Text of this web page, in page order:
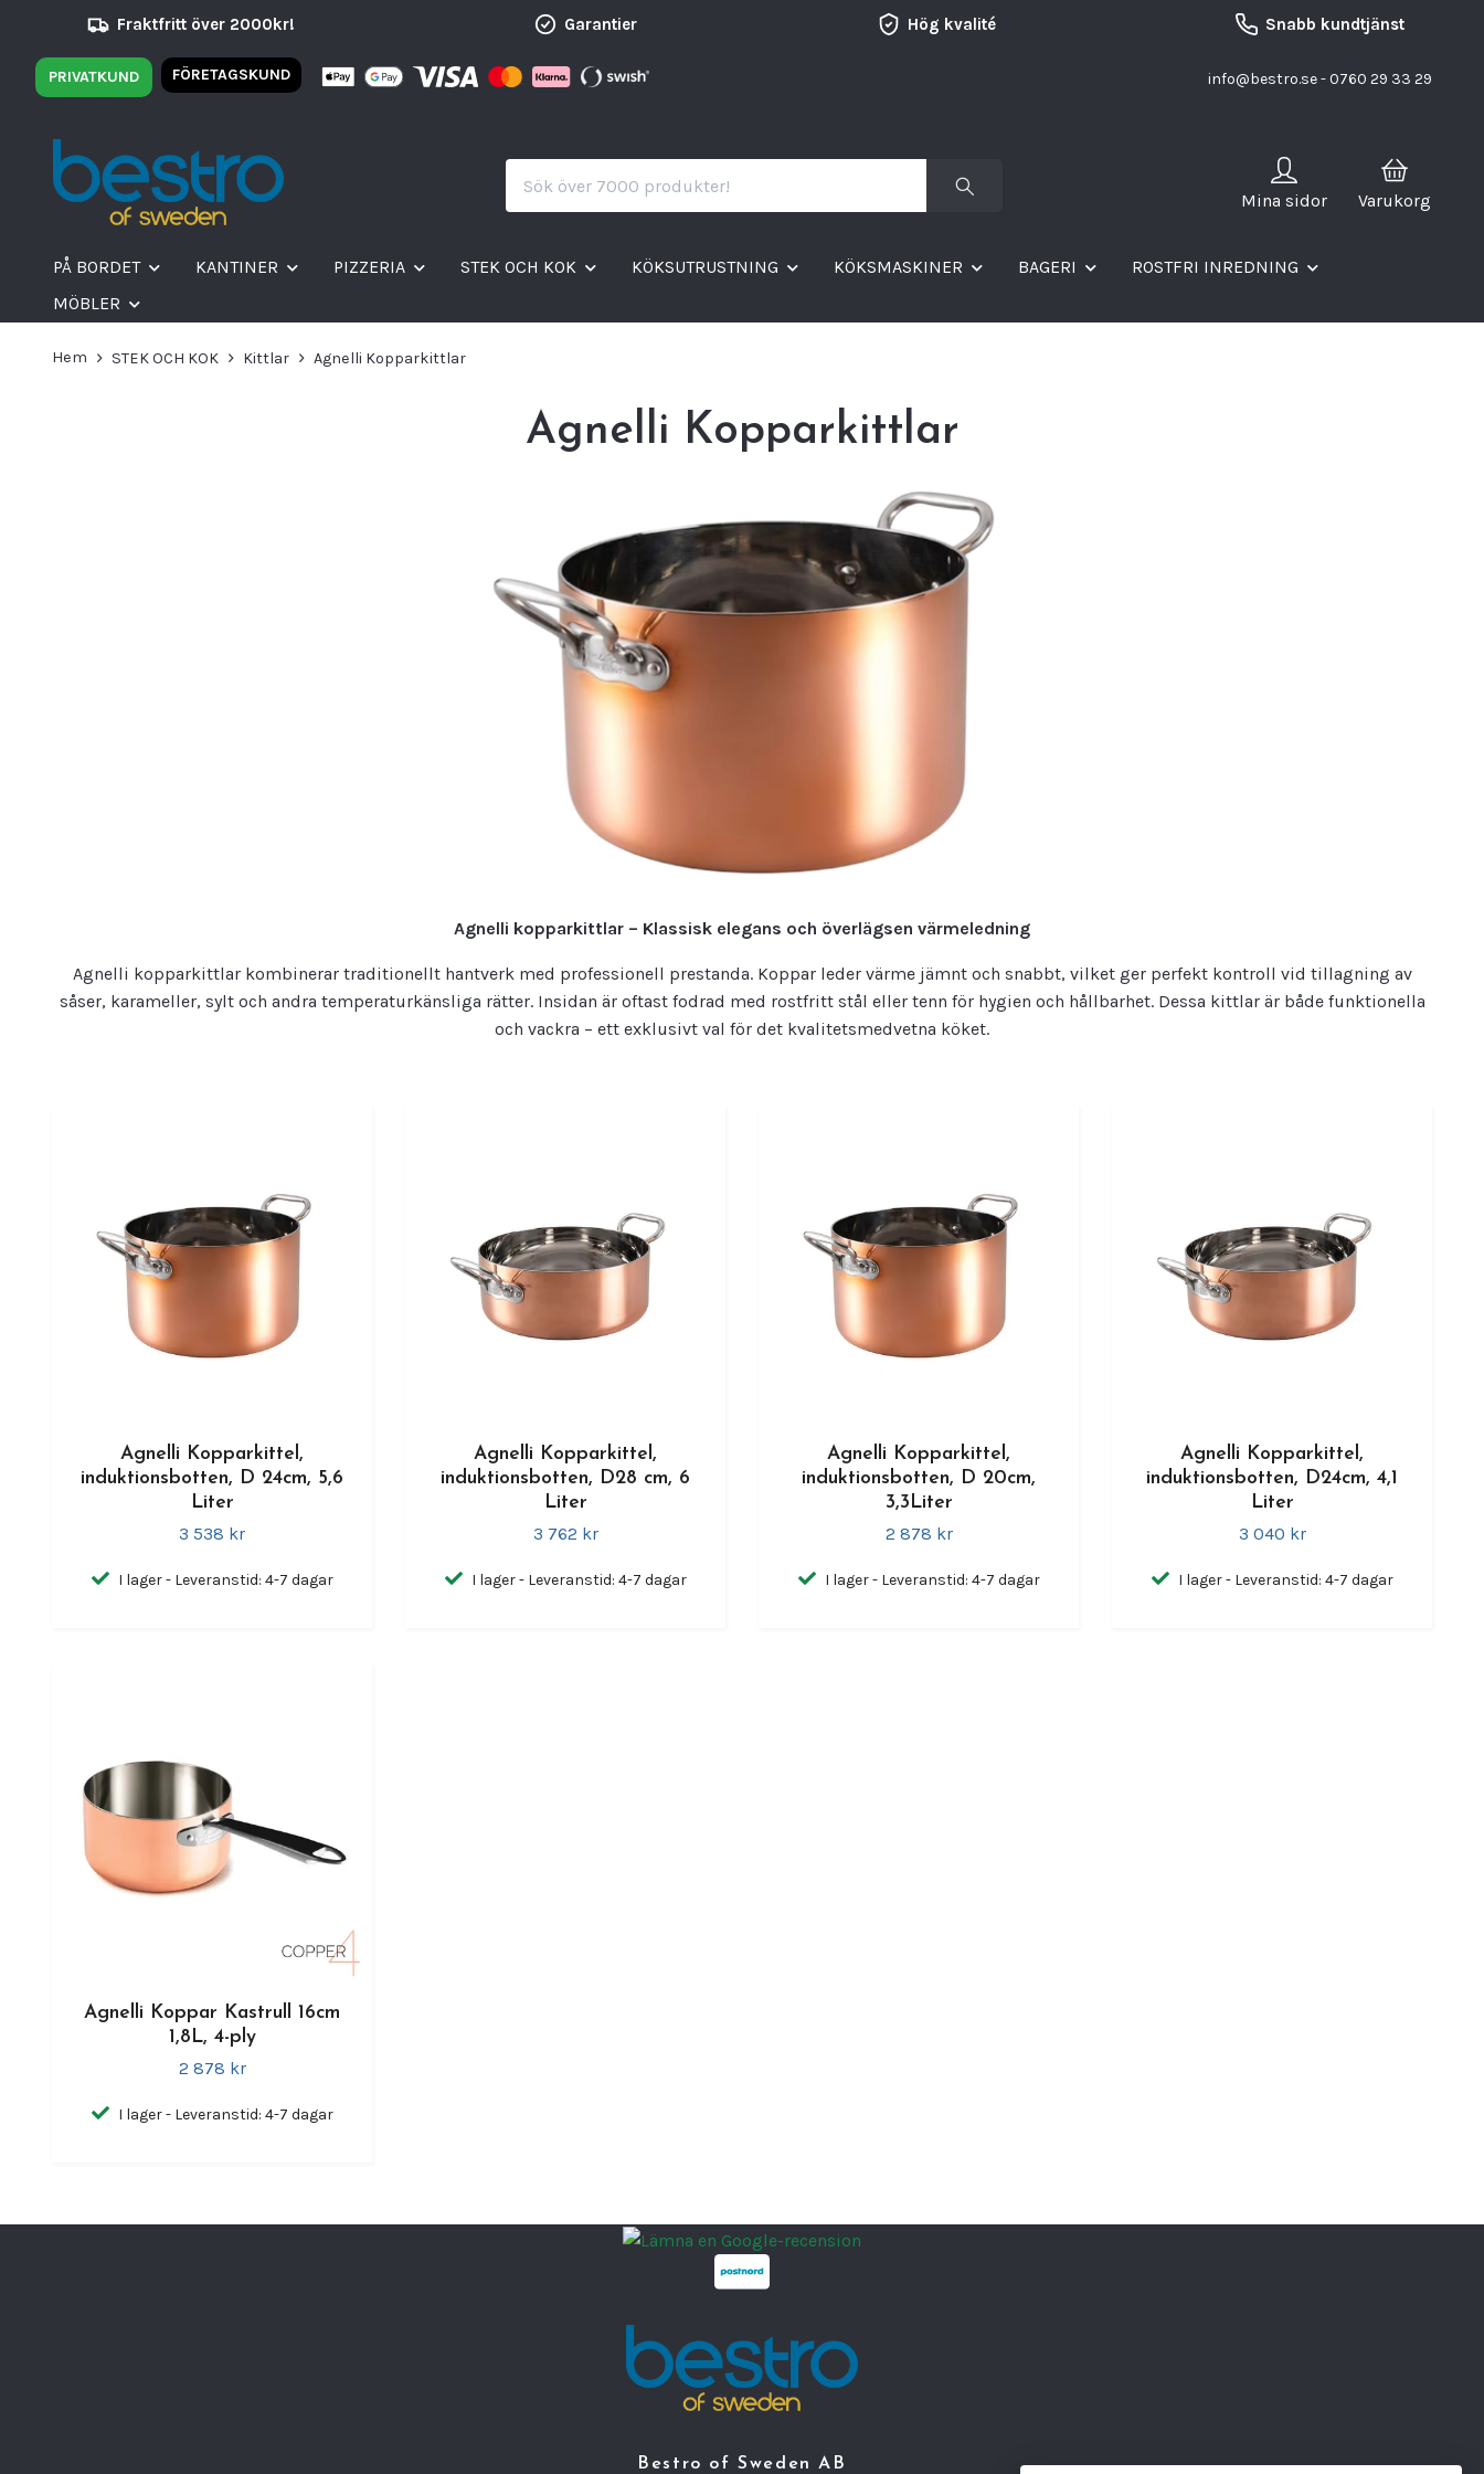
Fraktfritt över 2000kr! Garantier Hög kvalité Snabb kundtjänst
PRIVATKUND FÖRETAGSKUND info@bestro.se- 0760 29 33 29
Mina sidor Varukorg
PÅ BORDET KANTINER PIZZERIA STEK OCH KOK KÖKSUTRUSTNING KÖKSMASKINER BAGERI
ROSTFRI INREDNING
MÖBLER
Hem STEK OCH KOK Kittlar Agnelli Kopparkittlar
Agnelli Kopparkittlar
Agnelli kopparkittlar – Klassisk elegans och överlägsen värmeledning
Agnelli kopparkittlar kombinerar traditionellt hantverk med professionell prestanda. Koppar leder värme jämnt och snabbt, vilket ger perfekt kontroll vid tillagning av
såser, karameller, sylt och andra temperaturkänsliga rätter. Insidan är oftast fodrad med rostfritt stål eller tenn för hygien och hållbarhet. Dessa kittlar är både funktionella
och vackra – ett exklusivt val för det kvalitetsmedvetna köket.
Agnelli Kopparkittel,
induktionsbotten, D 24cm, 5,6
Liter
3 538 kr
I lager - Leveranstid: 4-7 dagar
Agnelli Kopparkittel,
induktionsbotten, D28 cm, 6
Liter
3 762 kr
I lager - Leveranstid: 4-7 dagar
Agnelli Kopparkittel,
induktionsbotten, D 20cm,
3,3Liter
2 878 kr
I lager - Leveranstid: 4-7 dagar
Agnelli Kopparkittel,
induktionsbotten, D24cm, 4,1
Liter
3 040 kr
I lager - Leveranstid: 4-7 dagar
Agnelli Koppar Kastrull 16cm
1,8L, 4-ply
2 878 kr
I lager - Leveranstid: 4-7 dagar
Bestro of Sweden AB